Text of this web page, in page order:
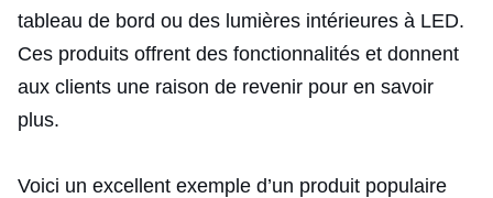
tableau de bord ou des lumières intérieures à LED.
Ces produits offrent des fonctionnalités et donnent
aux clients une raison de revenir pour en savoir
plus.
Voici un excellent exemple d’un produit populaire